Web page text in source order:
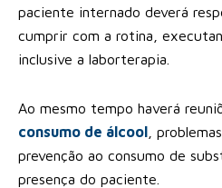
paciente internado deverá
cumprir com a rotina,
inclusive a laborterapia.
Ao mesmo tempo haverá
consumo de álcool ,
prevenção ao consumo de
presença do paciente.